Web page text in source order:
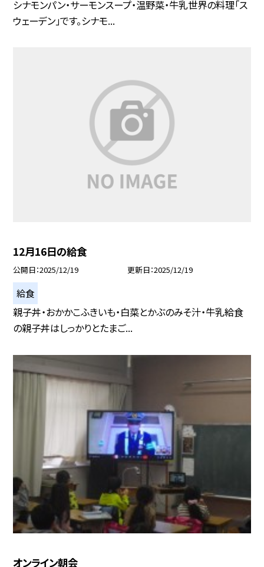
シナモンパン・サーモンスープ・温野菜・牛乳世界の料理「ス
ウェーデン」です。シナモ...
12月16日の給食
公開日 2025/12/19 更新日 2025/12/19
給食
親子丼・おかかこふきいも・白菜とかぶのみそ汁・牛乳給食
の親子丼はしっかりとたまご...
オンライン朝会